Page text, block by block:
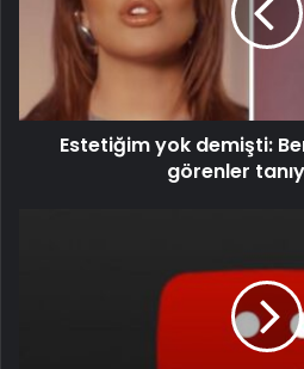
Estetiğim yok demişti:
görenler